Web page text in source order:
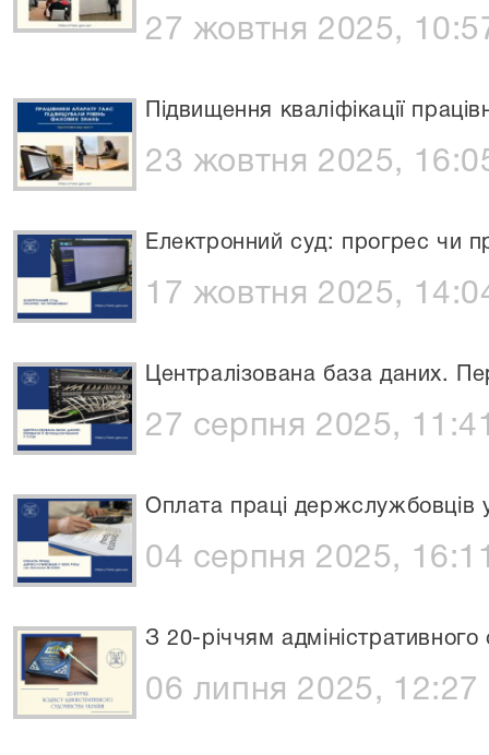
27 жовтня 2025,
Підвищення кваліфікації
23 жовтня 2025,
Електронний суд: прогрес чи
17 жовтня 2025,
Централізована база даних.
27 серпня 2025,
Оплата праці держслужбовців
04 серпня 2025,
З 20-річчям адміністративного
06 липня 2025, 12:27